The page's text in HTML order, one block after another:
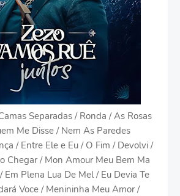
Separadas / Ronda / As Rosas
Me Disse / Nem As Paredes
/ Entre Ele e Eu / O Fim / Devolvi /
Chegar / Mon Amour Meu Bem Ma
Em Plena Lua De Mel / Eu Devia Te
Voce / Menininha Meu Amor /